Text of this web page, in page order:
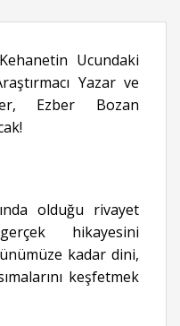
Ucundaki
Yazar ve
Ezber Bozan
olduğu rivayet
hikayesini
kadar dini,
keşfetmek